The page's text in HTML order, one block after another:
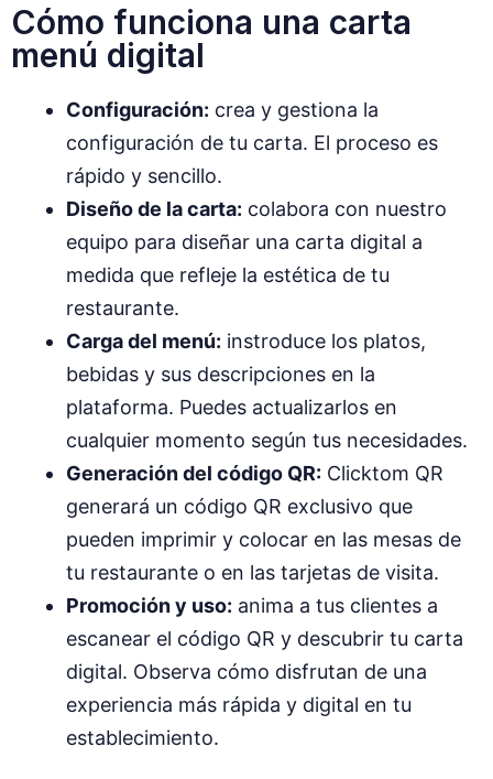
Cómo funciona una carta
menú digital
Configuración: crea y gestiona la
configuración de tu carta. El proceso es
rápido y sencillo.
Diseño de la carta: colabora con nuestro
equipo para diseñar una carta digital a
medida que refleje la estética de tu
restaurante.
Carga del menú: instroduce los platos,
bebidas y sus descripciones en la
plataforma. Puedes actualizarlos en
cualquier momento según tus necesidades.
Generación del código QR: Clicktom QR
generará un código QR exclusivo que
pueden imprimir y colocar en las mesas de
tu restaurante o en las tarjetas de visita.
Promoción y uso: anima a tus clientes a
escanear el código QR y descubrir tu carta
digital. Observa cómo disfrutan de una
experiencia más rápida y digital en tu
establecimiento.